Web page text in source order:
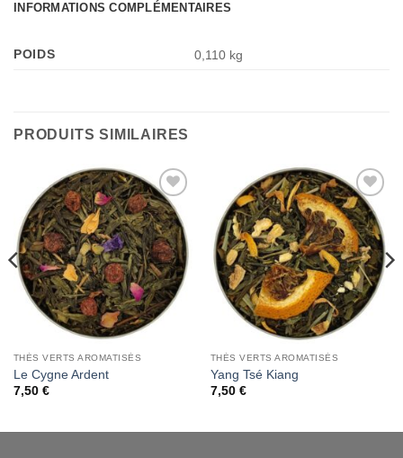
INFORMATIONS COMPLÉMENTAIRES
POIDS 0,110 kg
PRODUITS SIMILAIRES
Add to
Wishlist
THÉS VERTS AROMATISÉS
Le Cygne Ardent
7,50 €
Add to
Wishlist
THÉS VERTS AROMATISÉS
Yang Tsé Kiang
7,50 €